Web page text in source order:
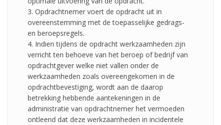
3. Opdrachtnemer voert de opdracht uit in
overeenstemming met de toepasselijke gedrags-
en beroepsregels.
4. Indien tijdens de opdracht werkzaamheden zijn
verricht ten behoeve van het beroep of bedrijf van
opdrachtgever welke niet vallen onder de
werkzaamheden zoals overeengekomen in de
opdrachtbevestiging, wordt aan de daarop
betrekking hebbende aantekeningen in de
administratie van opdrachtnemer het vermoeden
ontleend dat deze werkzaamheden in incidentele